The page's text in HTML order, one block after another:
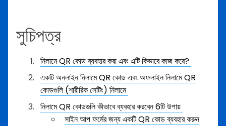
সুচিপত্র
নিলামে QR কোড ব্যবহার করা এবং এটি কিভাবে কাজ করে?
একটি অনলাইন নিলামে QR কোড এবং অফলাইন নিলামে QR
কোডগুলি (শারীরিক সেটিং) নিলামে
নিলামে QR কোডগুলি কীভাবে ব্যবহার করবেন 6টি উপায়
সাইন আপ ফর্মের জন্য একটি QR কোড ব্যবহার করুন